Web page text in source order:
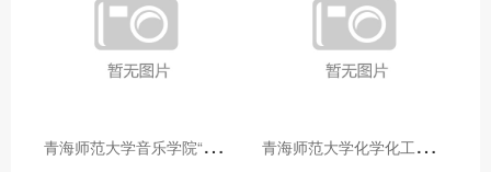
青
海师范大学音乐学院“青舞华章”本科舞蹈专业中期汇报圆满落幕 青
海师范大学化学化工学院开展铸牢中华民族共同体意识大讲堂活动